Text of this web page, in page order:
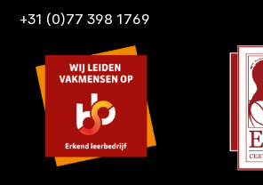
+31 (0)77 398 1769